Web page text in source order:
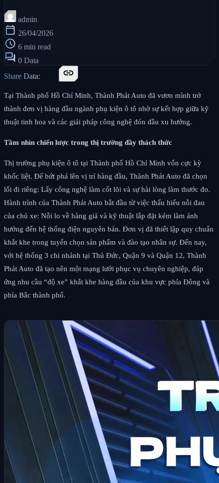
admin
calendar_today 26/04/2026
schedule 6 min read
forum 0 Data
Share Data:
link
Tại Thành phố Hồ Chí Minh, Thành Phát Auto đã vươn mình trở
thành đơn vị hàng đầu ngành phụ kiện ô tô nhờ sự kết hợp giữa kỹ
thuật tinh hoa và các giải pháp công nghệ đón đầu xu hướng.
Tầm nhìn chiến lược trong thị trường đầy thách thức
Thị trường phụ kiện ô tô tại Thành phố Hồ Chí Minh vốn cực kỳ
khốc liệt. Để bứt phá lên vị trí hàng đầu, Thành Phát Auto đã chọn
lối đi riêng: Lấy công nghệ làm cốt lõi và sự hài lòng làm thước đo.
Hành trình của Thành Phát Auto bắt đầu từ việc thấu hiểu nỗi đau
của chủ xe: Nỗi lo về hàng giả và kỹ thuật lắp đặt kém làm ảnh
hưởng đến hệ thống điện nguyên bản. Đơn vị đã thiết lập quy chuẩn
khắt khe trong tuyển chọn sản phẩm và đào tạo nhân sự. Đến nay,
với hệ thống 3 chi nhánh tại Thủ Đức, Quận 9 và Quận 12, Thành
Phát Auto đã tạo nên một mạng lưới phục vụ chuyên nghiệp, đáp
ứng nhu cầu “độ xe” khắt khe hàng đầu của khu vực phía Đông và
phía Bắc thành phố.